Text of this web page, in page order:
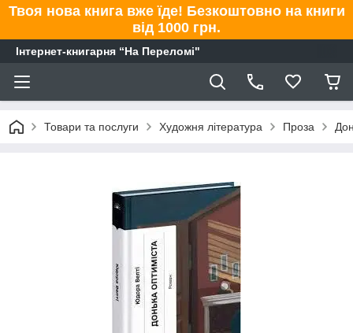
Твоя нова книга вже їде! Безкоштовно на книги
від 1000 грн.
Інтернет-книгарня “На Переломі"
Товари та послуги Художня література Проза